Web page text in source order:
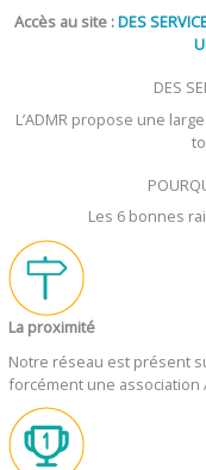
Accès au site :DES
DES
L’ADMR propose une
Les 6 bonnes
La proximité
Notre réseau est présent
forcément une association